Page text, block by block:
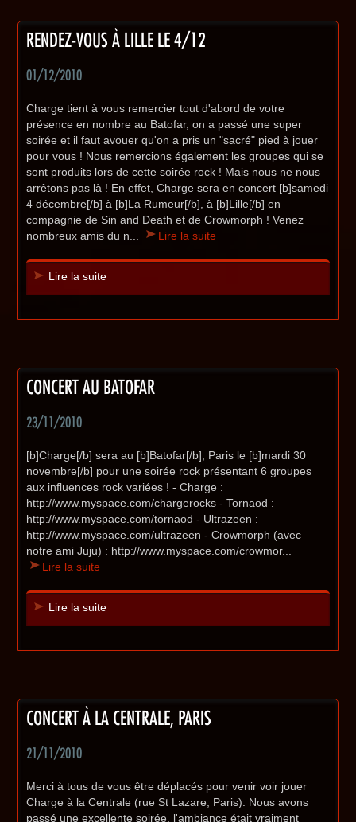
RENDEZ-VOUS À LILLE LE 4/12
01/12/2010
Charge tient à vous remercier tout d'abord de votre
présence en nombre au Batofar, on a passé une super
soirée et il faut avouer qu'on a pris un "sacré" pied à jouer
pour vous ! Nous remercions également les groupes qui se
sont produits lors de cette soirée rock ! Mais nous ne nous
arrêtons pas là ! En effet, Charge sera en concert [b]samedi
4 décembre[/b] à [b]La Rumeur[/b], à [b]Lille[/b] en
compagnie de Sin and Death et de Crowmorph ! Venez
nombreux amis du n...
Lire la suite
Lire la suite
CONCERT AU BATOFAR
23/11/2010
[b]Charge[/b] sera au [b]Batofar[/b], Paris le [b]mardi 30
novembre[/b] pour une soirée rock présentant 6 groupes
aux influences rock variées ! - Charge :
http://www.myspace.com/chargerocks - Tornaod :
http://www.myspace.com/tornaod - Ultrazeen :
http://www.myspace.com/ultrazeen - Crowmorph (avec
notre ami Juju) : http://www.myspace.com/crowmor...
Lire la suite
Lire la suite
CONCERT À LA CENTRALE, PARIS
21/11/2010
Merci à tous de vous être déplacés pour venir voir jouer
Charge à la Centrale (rue St Lazare, Paris). Nous avons
passé une excellente soirée, l'ambiance était vraiment